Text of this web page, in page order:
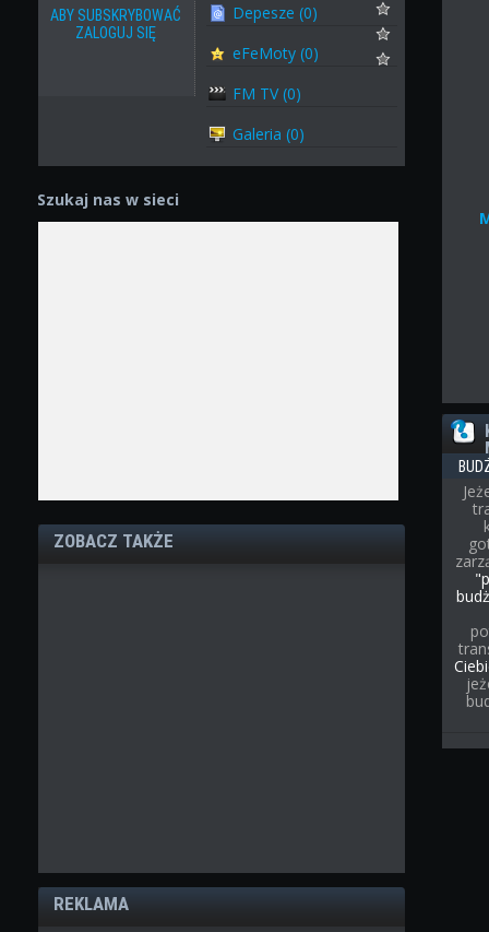
ABY SUBSKRYBOWAĆ
ZALOGUJ SIĘ
Depesze (0)
eFeMoty (0)
FM TV (0)
Galeria (0)
Szukaj nas w sieci
ZOBACZ TAKŻE
REKLAMA